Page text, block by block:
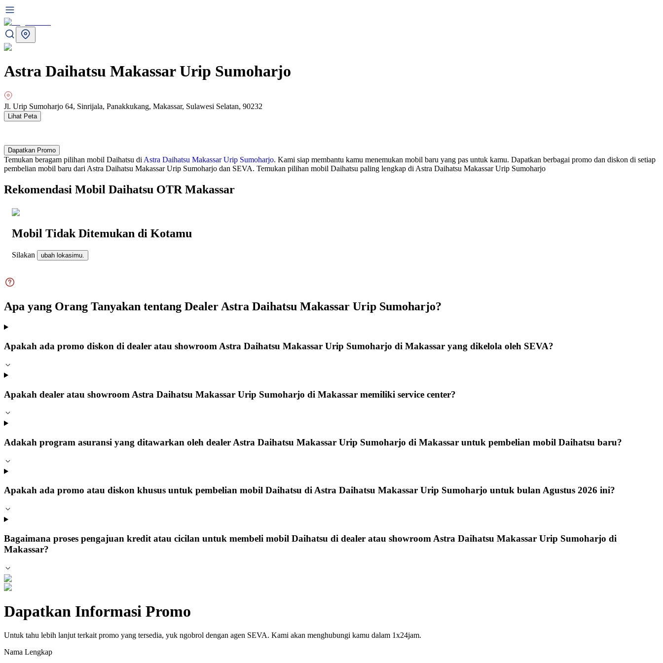
Astra Daihatsu Makassar Urip Sumoharjo
Jl. Urip Sumoharjo 64, Sinrijala, Panakkukang, Makassar, Sulawesi Selatan, 90232
Lihat Peta
Dapatkan Promo
Temukan beragam pilihan mobil Daihatsu di Astra Daihatsu Makassar Urip Sumoharjo. Kami siap membantu kamu menemukan mobil baru yang pas untuk kamu. Dapatkan berbagai promo dan diskon di setiap
pembelian mobil baru dari Astra Daihatsu Makassar Urip Sumoharjo dan SEVA. Temukan pilihan mobil Daihatsu paling lengkap di Astra Daihatsu Makassar Urip Sumoharjo
Rekomendasi Mobil Daihatsu OTR Makassar
Mobil Tidak Ditemukan di Kotamu
Silakan ubah lokasimu.
Apa yang Orang Tanyakan tentang Dealer Astra Daihatsu Makassar Urip Sumoharjo?
Apakah ada promo diskon di dealer atau showroom Astra Daihatsu Makassar Urip Sumoharjo di Makassar yang dikelola oleh SEVA?
Apakah dealer atau showroom Astra Daihatsu Makassar Urip Sumoharjo di Makassar memiliki service center?
Adakah program asuransi yang ditawarkan oleh dealer Astra Daihatsu Makassar Urip Sumoharjo di Makassar untuk pembelian mobil Daihatsu baru?
Apakah ada promo atau diskon khusus untuk pembelian mobil Daihatsu di Astra Daihatsu Makassar Urip Sumoharjo untuk bulan Agustus 2026 ini?
Bagaimana proses pengajuan kredit atau cicilan untuk membeli mobil Daihatsu di dealer atau showroom Astra Daihatsu Makassar Urip Sumoharjo di
Makassar?
Dapatkan Informasi Promo
Untuk tahu lebih lanjut terkait promo yang tersedia, yuk ngobrol dengan agen SEVA. Kami akan menghubungi kamu dalam 1x24jam.
Nama Lengkap